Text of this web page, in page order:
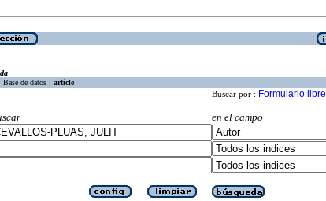
Base de datos : article
Buscar por : Formulario libre
en el campo